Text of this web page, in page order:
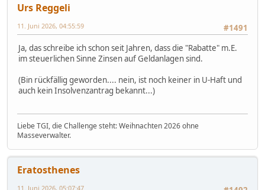
Urs Reggeli
#1491
11. Juni 2026, 04:55:59
Ja, das schreibe ich schon seit Jahren, dass die "Rabatte" m.E.
im steuerlichen Sinne Zinsen auf Geldanlagen sind.
(Bin rückfällig geworden.... nein, ist noch keiner in U-Haft und
auch kein Insolvenzantrag bekannt...)
Liebe TGI, die Challenge steht: Weihnachten 2026 ohne
Masseverwalter.
Eratosthenes
11. Juni 2026, 05:07:47